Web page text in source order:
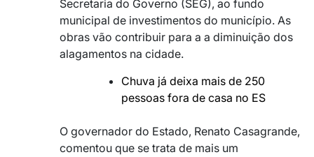
Secretaria do Governo (SEG), ao fundo
municipal de investimentos do município. As
obras vão contribuir para a a diminuição dos
alagamentos na cidade.
Chuva já deixa mais de 250
pessoas fora de casa no ES
O governador do Estado, Renato Casagrande,
comentou que se trata de mais um